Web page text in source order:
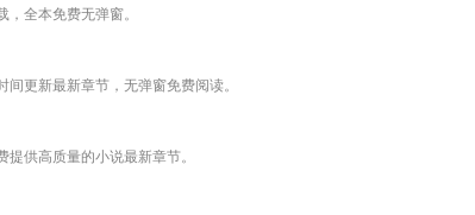
全本免费无弹窗。
更新最新章节，无弹窗免费阅读。
供高质量的小说最新章节。